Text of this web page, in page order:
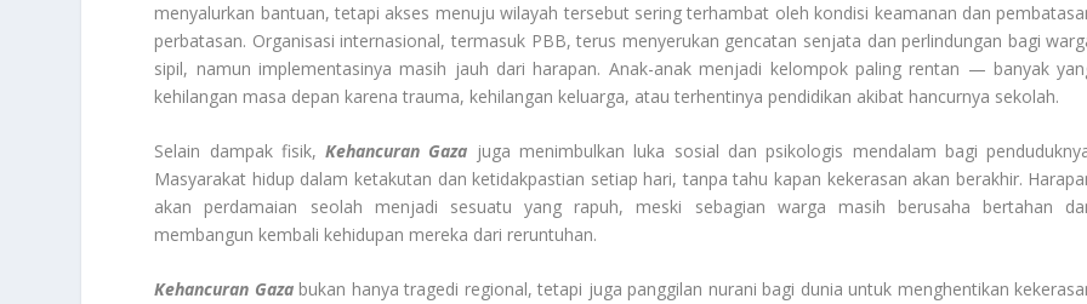
menyalurkan bantuan, tetapi akses menuju wilayah tersebut sering terhambat oleh kondisi keamanan dan
perbatasan. Organisasi internasional, termasuk PBB, terus menyerukan gencatan senjata dan perlindungan bagi
sipil, namun implementasinya masih jauh dari harapan. Anak-anak menjadi kelompok paling rentan — banyak
kehilangan masa depan karena trauma, kehilangan keluarga, atau terhentinya pendidikan akibat hancurnya sekolah.
Selain dampak fisik,Kehancuran Gaza juga menimbulkan luka sosial dan psikologis mendalam bagi
Masyarakat hidup dalam ketakutan dan ketidakpastian setiap hari, tanpa tahu kapan kekerasan akan berakhir.
akan perdamaian seolah menjadi sesuatu yang rapuh, meski sebagian warga masih berusaha bertahan
membangun kembali kehidupan mereka dari reruntuhan.
Kehancuran Gazabukan hanya tragedi regional, tetapi juga panggilan nurani bagi dunia untuk menghentikan